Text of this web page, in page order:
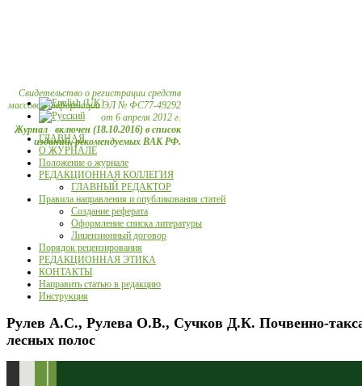
Свидетельство о регистрации средств
массовой информации ЭЛ № ФС77-49292
от 6 апреля 2012 г.
Журнал включен (18.10.2016) в список
изданий, рекомендуемых ВАК РФ.
ГЛАВНАЯ
О ЖУРНАЛЕ
Положение о журнале
РЕДАКЦИОННАЯ КОЛЛЕГИЯ
ГЛАВНЫЙ РЕДАКТОР
Правила направления и опубликования статей
Создание реферата
Оформление списка литературы
Лицензионный договор
Порядок рецензирования
РЕДАКЦИОННАЯ ЭТИКА
КОНТАКТЫ
Направить статью в редакцию
Инструкция
Рулев А.С., Рулева О.В., Сучков Д.К. Почвенно-
лесных полос